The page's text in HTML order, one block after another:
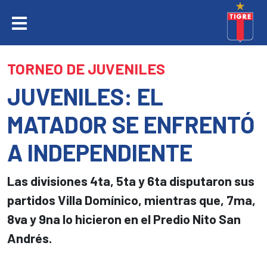
TORNEO DE JUVENILES
JUVENILES: EL
MATADOR SE ENFRENTÓ
A INDEPENDIENTE
Las divisiones 4ta, 5ta y 6ta disputaron sus
partidos Villa Domínico, mientras que, 7ma,
8va y 9na lo hicieron en el Predio Nito San
Andrés.